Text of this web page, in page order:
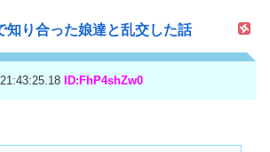
知り合った娘達と乱交した話
ID:FhP4shZw0